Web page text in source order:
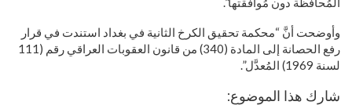
وأوضحت أنَّ “محكمة تحقيق الكرخ الثانية في بغداد استندت في قرار
رفع الحصانة إلى المادة (340) من قانون العقوبات العراقي رقم (111
لسنة 1969) المُعدَّل”.
شارك هذا الموضوع: